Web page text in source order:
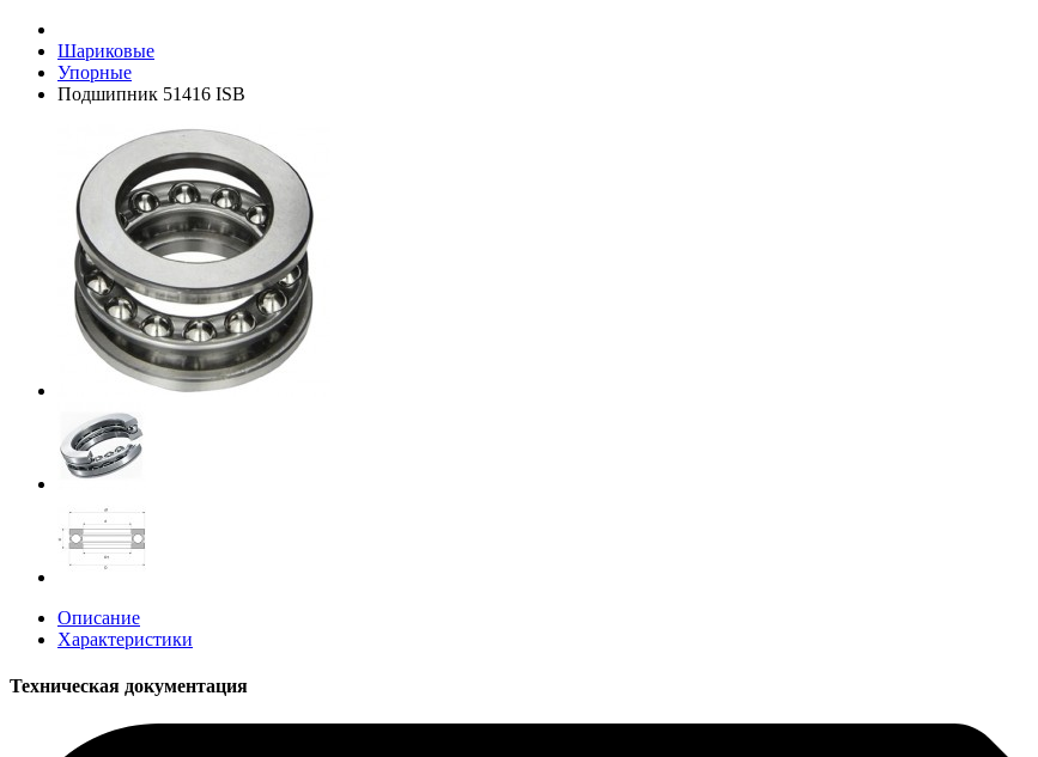
Шариковые
Упорные
Подшипник 51416 ISB
Описание
Характеристики
Техническая документация